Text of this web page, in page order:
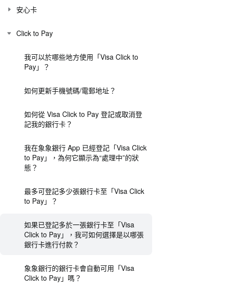
安心卡
Click to Pay
我可以於哪些地方使用「Visa Click to
Pay」？
如何更新手機號碼/電郵地址？
如何從 Visa Click to Pay 登記或取消登
記我的銀行卡？
我在象象銀行 App 已經登記「Visa Click
to Pay」，為何它顯示為“處理中”的狀
態？
最多可登記多少張銀行卡至「Visa Click
to Pay」？
如果已登記多於一張銀行卡至「Visa
Click to Pay」，我可如何選擇是以哪張
銀行卡進行付款？
象象銀行的銀行卡會自動可用「Visa
Click to Pay」嗎？